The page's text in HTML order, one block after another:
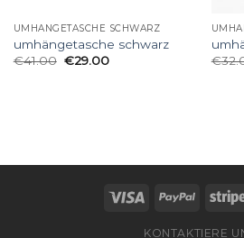
UMHÄNGETASCHE SCHWARZ
umhängetasche schwarz
€41.00 €29.00
€
KONTAKTIERE